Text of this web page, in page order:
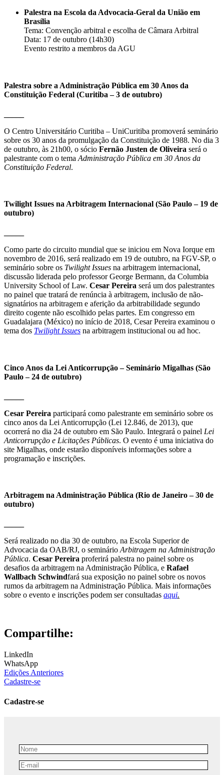
Palestra na Escola da Advocacia-Geral da União em
Brasília
Tema: Convenção arbitral e escolha de Câmara Arbitral
Data: 17 de outubro (14h30)
Evento restrito a membros da AGU
Palestra sobre a Administração Pública em 30 Anos da
Constituição Federal (Curitiba – 3 de outubro)
O Centro Universitário Curitiba – UniCuritiba promoverá seminário
sobre os 30 anos da promulgação da Constituição de 1988. No dia 3
de outubro, às 21h00, o sócio Fernão Justen de Oliveira será o
palestrante com o tema Administração Pública em 30 Anos da
Constituição Federal.
Twilight Issues na Arbitragem Internacional (São Paulo – 19 de
outubro)
Como parte do circuito mundial que se iniciou em Nova Iorque em
novembro de 2016, será realizado em 19 de outubro, na FGV-SP, o
seminário sobre os Twilight Issues na arbitragem internacional,
discussão liderada pelo professor George Bermann, da Columbia
University School of Law. Cesar Pereira será um dos palestrantes
no painel que tratará de renúncia à arbitragem, inclusão de não-
signatários na arbitragem e aferição da arbitrabilidade segundo
direito cogente não escolhido pelas partes. Em congresso em
Guadalajara (México) no início de 2018, Cesar Pereira examinou o
tema dos Twilight Issues na arbitragem institucional ou ad hoc.
Cinco Anos da Lei Anticorrupção – Seminário Migalhas (São
Paulo – 24 de outubro)
Cesar Pereira participará como palestrante em seminário sobre os
cinco anos da Lei Anticorrupção (Lei 12.846, de 2013), que
ocorrerá no dia 24 de outubro em São Paulo. Integrará o painel Lei
Anticorrupção e Licitações Públicas. O evento é uma iniciativa do
site Migalhas, onde estarão disponíveis informações sobre a
programação e inscrições.
Arbitragem na Administração Pública (Rio de Janeiro – 30 de
outubro)
Será realizado no dia 30 de outubro, na Escola Superior de
Advocacia da OAB/RJ, o seminárioArbitragem na Administração
Pública. Cesar Pereira proferirá palestra no painel sobre os
desafios da arbitragem na Administração Pública, e Rafael
Wallbach Schwindfará sua exposição no painel sobre os novos
rumos da arbitragem na Administração Pública. Mais informações
sobre o evento e inscrições podem ser consultadas aqui.
Compartilhe:
LinkedIn
WhatsApp
Edições Anteriores
Cadastre-se
Cadastre-se